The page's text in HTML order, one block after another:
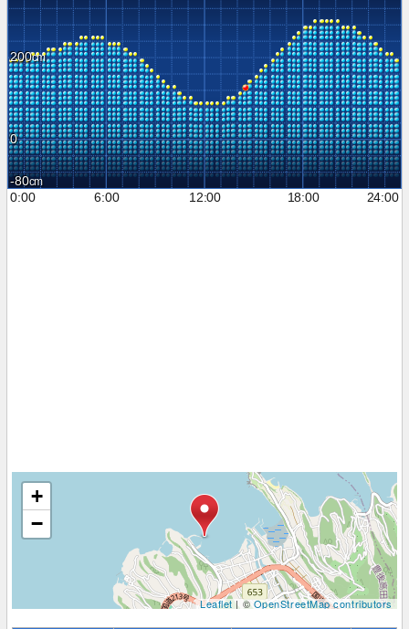
200
0
-80
0:00
6:00 12:00 18:00 24:00
+
−
Leaflet| ©OpenStreetMap contributors